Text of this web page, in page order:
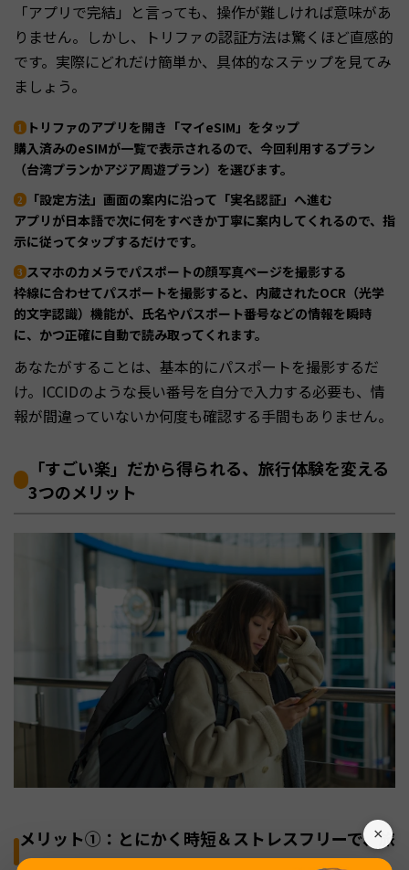
×
「アプリで完結」と言っても、操作が難しければ意味があ
りません。しかし、トリファの認証方法は驚くほど直感的
です。実際にどれだけ簡単か、具体的なステップを見てみ
ましょう。
トリファのアプリを開き「マイeSIM」をタップ
購入済みのeSIMが一覧で表示されるので、今回利用するプラン
（台湾プランかアジア周遊プラン）を選びます。
「設定方法」画面の案内に沿って「実名認証」へ進む
アプリが日本語で次に何をすべきか丁寧に案内してくれるので、指
示に従ってタップするだけです。
スマホのカメラでパスポートの顔写真ページを撮影する
枠線に合わせてパスポートを撮影すると、内蔵されたOCR（光学
的文字認識）機能が、氏名やパスポート番号などの情報を瞬時
に、かつ正確に自動で読み取ってくれます。
あなたがすることは、基本的にパスポートを撮影するだ
け。ICCIDのような長い番号を自分で入力する必要も、情
報が間違っていないか何度も確認する手間もありません。
「すごい楽」だから得られる、旅行体験を変える
3つのメリット
メリット①：とにかく時短＆ストレスフリーで、旅